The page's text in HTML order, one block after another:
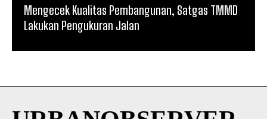
Mengecek Kualitas Pembangunan, Satgas TMMD
Lakukan Pengukuran Jalan